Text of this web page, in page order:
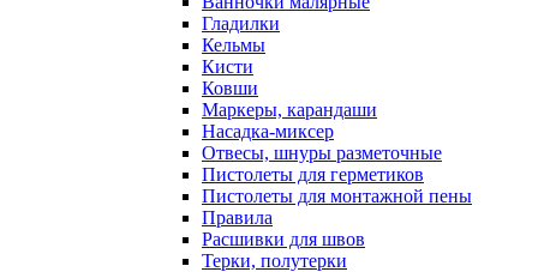
Гладилки
Кельмы
Кисти
Ковши
Маркеры, карандаши
Насадка-миксер
Отвесы, шнуры разметочные
Пистолеты для герметиков
Пистолеты для монтажной пены
Правила
Расшивки для швов
Терки, полутерки